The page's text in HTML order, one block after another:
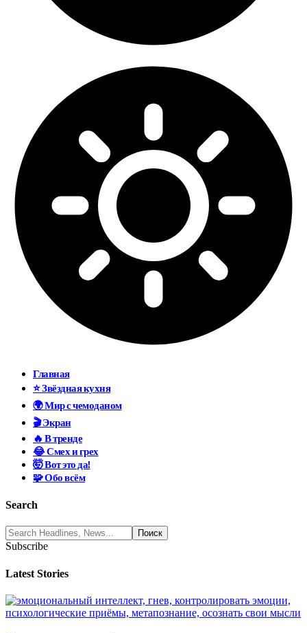
Главная
⭐ Звёздная кухня
🌍 Мир с чемоданом
🎬 Экран
🔥 В тренде
😂 Смех и грех
🤯 Вот это да!
🧩 Обо всём
Search
Subscribe
Latest Stories